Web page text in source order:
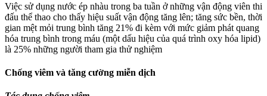
Việc sử dụng nước ép nhàu trong ba tuần ở những vận động viên thi
đấu thể thao cho thấy hiệu suất vận động tăng lên; tăng sức bền, thời
gian mệt mỏi trung bình tăng 21% đi kèm với mức giảm phát quang
hóa trung bình trong máu (một dấu hiệu của quá trình oxy hóa lipid)
là 25% những người tham gia thử nghiệm
Chống viêm và tăng cường miễn dịch